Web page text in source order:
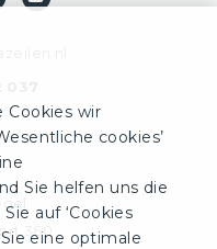
360
Cookies wir
cookies’
Sie helfen uns die
auf ‘Cookies
eine optimale